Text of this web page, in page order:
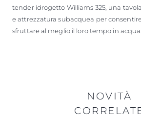
tender idrogetto Williams 325, una
e attrezzatura subacquea per
sfruttare al meglio il loro tempo in acqua.
NOVITÀ